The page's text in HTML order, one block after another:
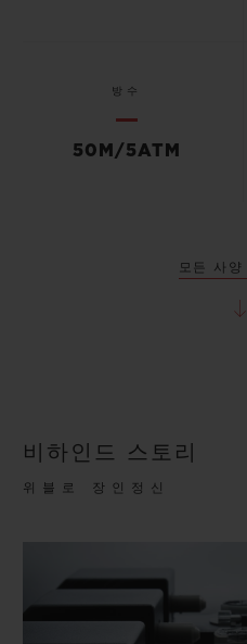
방수
50M/5ATM
모든 사양
비하인드 스토리
위블로 장인정신